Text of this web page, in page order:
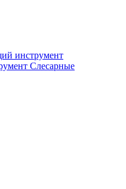
инструмент
Слесарные